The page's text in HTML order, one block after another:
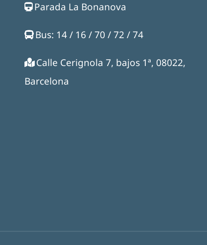
Parada La Bonanova
Bus: 14 / 16 / 70 / 72 / 74
Calle Cerignola 7, bajos 1ª, 08022,
Barcelona